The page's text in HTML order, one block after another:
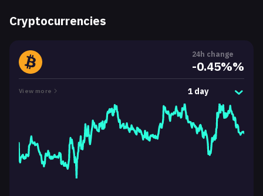
Cryptocurrencies
24h change
-0.45%%
View more 1 day